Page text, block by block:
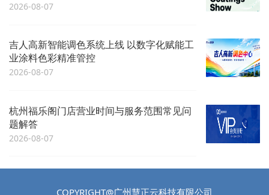
2026-08-07
吉人高新智能调色系统上线 以数字化赋能工
业涂料色彩精准管控
2026-08-07
杭州福乐阁门店营业时间与服务范围常见问
题解答
2026-08-07
COPYRIGHT@广州慧正云科技有限公司